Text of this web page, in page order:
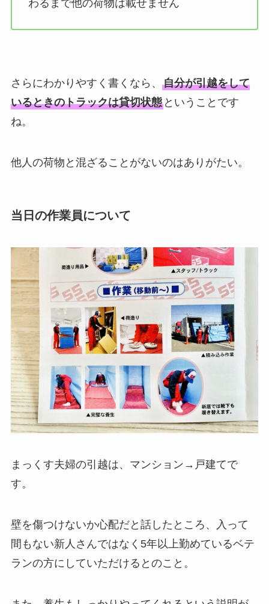
わるまで他の荷物は載せません
さらにわかりやすく書くなら、 自分が引越をして
いるときのトラックは貸切状態ということです
ね。
他人の荷物と混ざることがないのはありがたい。
当日の作業員について
まっくす夫婦の引越は、マンション→戸建てで
す。
壁を傷つけないか心配だと話したところ、入って
間もない新人さんではなく5年以上勤めているベテ
ランの方にしていただけるとのこと。